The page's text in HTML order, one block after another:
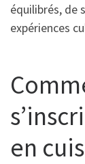
équilibrés, de
expériences
en